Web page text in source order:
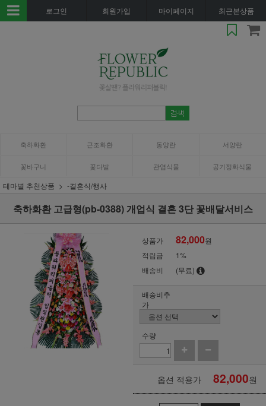
로그인 회원가입 마이페이지 최근본상품
축하화환 근조화환 동양란 서양란
꽃바구니 꽃다발 관엽식물 공기정화식물
테마별 추천상품 -결혼식/행사
축하화환 고급형(pb-0388) 개업식 결혼 3단 꽃배달서비스
상품가 82,000원
적립금
1%
배송비
(무료)
배송비추
가
수량
옵션 적용가 82,000원